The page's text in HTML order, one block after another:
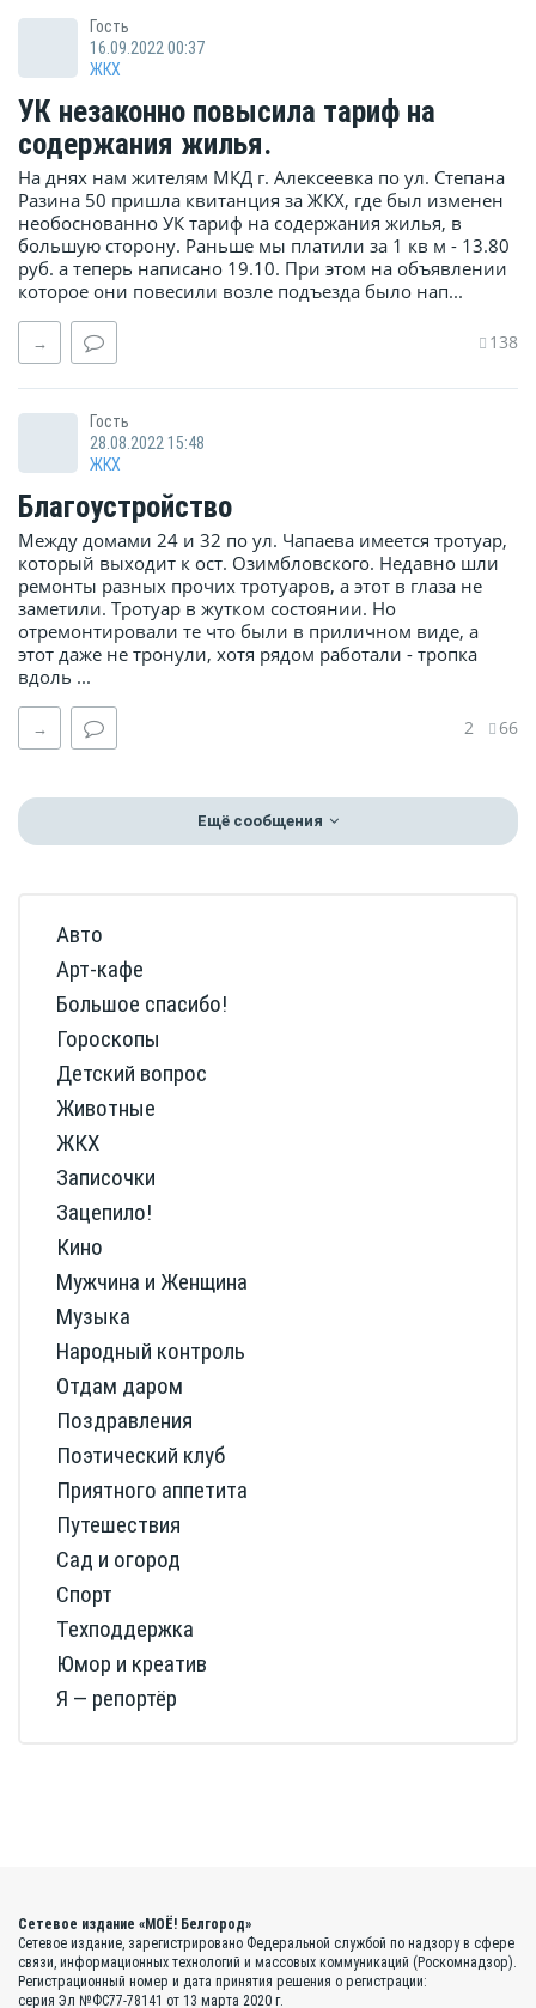
Гость
16.09.2022 00:37
ЖКХ
УК незаконно повысила тариф на
содержания жилья.
На днях нам жителям МКД г. Алексеевка по ул. Степана
Разина 50 пришла квитанция за ЖКХ, где был изменен
необоснованно УК тариф на содержания жилья, в
большую сторону. Раньше мы платили за 1 кв м - 13.80
руб. а теперь написано 19.10. При этом на объявлении
которое они повесили возле подъезда было нап...
→ 138
Гость
28.08.2022 15:48
ЖКХ
Благоустройство
Между домами 24 и 32 по ул. Чапаева имеется тротуар,
который выходит к ост. Озимбловского. Недавно шли
ремонты разных прочих тротуаров, а этот в глаза не
заметили. Тротуар в жутком состоянии. Но
отремонтировали те что были в приличном виде, а
этот даже не тронули, хотя рядом работали - тропка
вдоль ...
→ 2 66
Ещё сообщения
Авто
Арт-кафе
Большое спасибо!
Гороскопы
Детский вопрос
Животные
ЖКХ
Записочки
Зацепило!
Кино
Мужчина и Женщина
Музыка
Народный контроль
Отдам даром
Поздравления
Поэтический клуб
Приятного аппетита
Путешествия
Сад и огород
Спорт
Техподдержка
Юмор и креатив
Я — репортёр
Сетевое издание «МОЁ! Белгород»
Сетевое издание, зарегистрировано Федеральной службой по надзору в сфере
связи, информационных технологий и массовых коммуникаций (Роскомнадзор).
Регистрационный номер и дата принятия решения о регистрации:
серия Эл №ФС77-78141 от 13 марта 2020 г.